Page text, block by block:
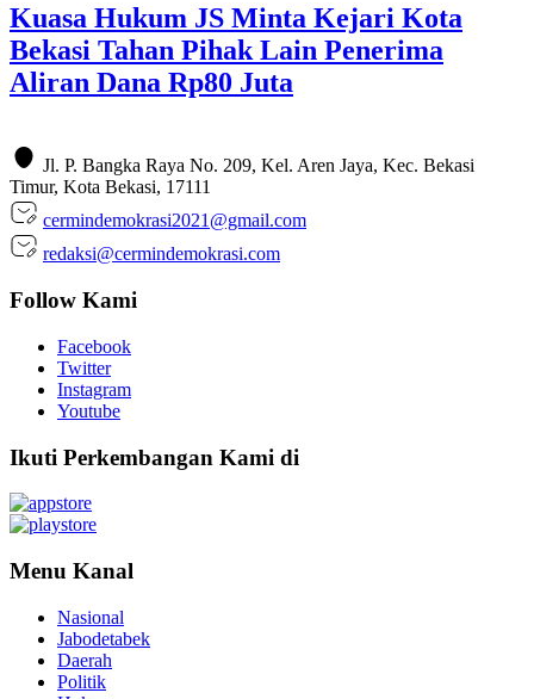
Kuasa Hukum JS Minta Kejari Kota
Bekasi Tahan Pihak Lain Penerima
Aliran Dana Rp80 Juta
Jl. P. Bangka Raya No. 209, Kel. Aren Jaya, Kec. Bekasi
Timur, Kota Bekasi, 17111
cermindemokrasi2021@gmail.com
redaksi@cermindemokrasi.com
Follow Kami
Facebook
Twitter
Instagram
Youtube
Ikuti Perkembangan Kami di
Menu Kanal
Nasional
Jabodetabek
Daerah
Politik